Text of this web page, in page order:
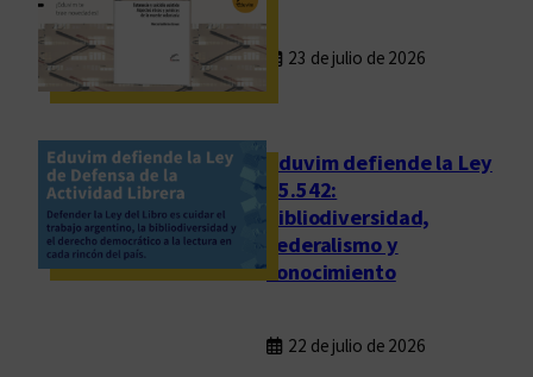
23 de julio de 2026
Eduvim defiende la Ley
25.542:
bibliodiversidad,
federalismo y
conocimiento
22 de julio de 2026